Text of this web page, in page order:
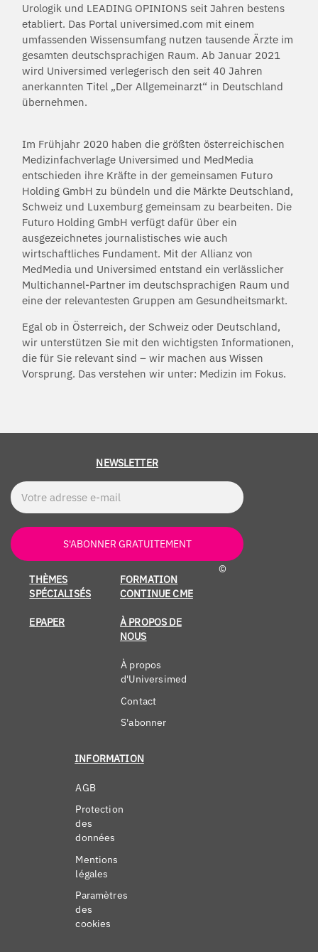
Urologik und LEADING OPINIONS seit Jahren bestens
etabliert. Das Portal universimed.com mit einem
umfassenden Wissensumfang nutzen tausende Ärzte im
gesamten deutschsprachigen Raum. Ab Januar 2021
wird Universimed verlegerisch den seit 40 Jahren
anerkannten Titel „Der Allgemeinarzt“ in Deutschland
übernehmen.
Im Frühjahr 2020 haben die größten österreichischen
Medizinfachverlage Universimed und MedMedia
entschieden ihre Kräfte in der gemeinsamen Futuro
Holding GmbH zu bündeln und die Märkte Deutschland,
Schweiz und Luxemburg gemeinsam zu bearbeiten. Die
Futuro Holding GmbH verfügt dafür über ein
ausgezeichnetes journalistisches wie auch
wirtschaftliches Fundament. Mit der Allianz von
MedMedia und Universimed entstand ein verlässlicher
Multichannel-Partner im deutschsprachigen Raum und
eine der relevantesten Gruppen am Gesundheitsmarkt.
Egal ob in Österreich, der Schweiz oder Deutschland,
wir unterstützen Sie mit den wichtigsten Informationen,
die für Sie relevant sind – wir machen aus Wissen
Vorsprung. Das verstehen wir unter: Medizin im Fokus.
NEWSLETTER
S'ABONNER GRATUITEMENT
THÈMES
SPÉCIALISÉS
FORMATION
CONTINUE CME
EPAPER
À PROPOS DE
NOUS
À propos
d'Universimed
Contact
S'abonner
INFORMATION
AGB
Protection
des
données
Mentions
légales
Paramètres
des
cookies
©